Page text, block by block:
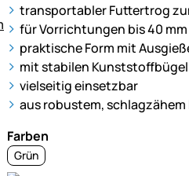
transportabler Futtertrog
für Vorrichtungen bis 40
praktische Form mit
mit stabilen
vielseitig einsetzbar
aus robustem,
Farben
Grün